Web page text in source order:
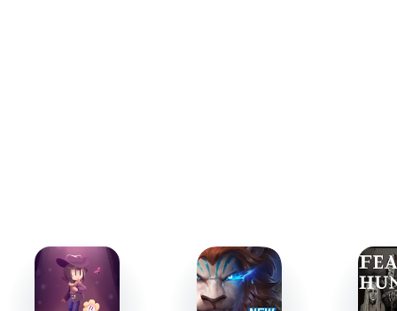
дизайн и атмосфера. Ручная рисованная графика и
тщательно продуманная цветовая палитра
подчёркивают разницу между ярким миром детских